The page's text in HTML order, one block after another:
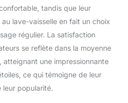
tandis que leur
lave-vaisselle en fait un choix
régulier. La satisfaction
se reflète dans la moyenne
atteignant une impressionnante
ce qui témoigne de leur
leur popularité.